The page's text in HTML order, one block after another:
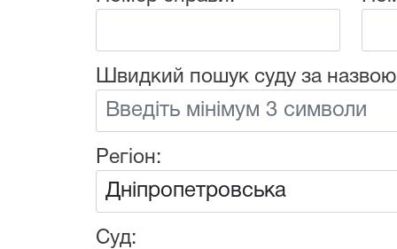
Швидкий пошук суду за
Регіон:
Суд: